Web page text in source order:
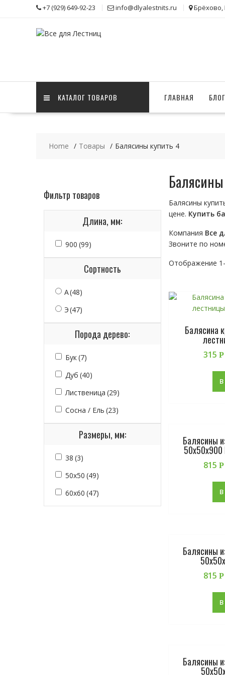
+7 (929) 649-92-23 info@dlyalestnits.ru Брёхово,
КАТАЛОГ ТОВАРОВ ГЛАВНАЯ БЛОГ
Home Товары Балясины купить 4
Балясины
цене. Купить
Компания Все
Звоните по
Отображение
Балясина
315Р
Балясины
50х50х900
815Р
Балясины
815Р
Балясины
Фильтр товаров
Длина, мм:
900 (99)
Сортность
А(48)
Э(47)
Порода дерево:
Бук(7)
Дуб (40)
Лиственица (29)
Сосна / Ель (23)
Размеры, мм:
38 (3)
50х50 (49)
60х60 (47)